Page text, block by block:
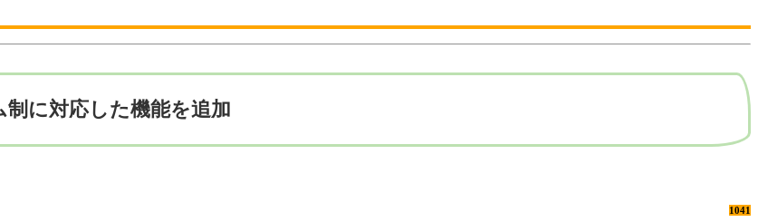
に対応した機能を追加
1041